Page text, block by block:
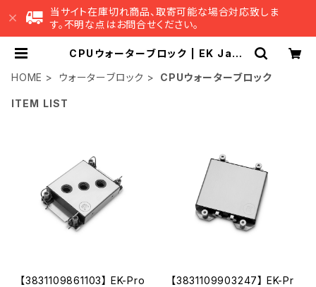
当サイト在庫切れ商品、取寄可能な場合対応致しま
す。不明な点はお問合せください。
CPUウォーターブロック | EK Japa
HOME
ウォーターブロック CPUウォーターブロック
ITEM LIST
【3831109861103】 EK-Pro
【3831109903247】 EK-Pr